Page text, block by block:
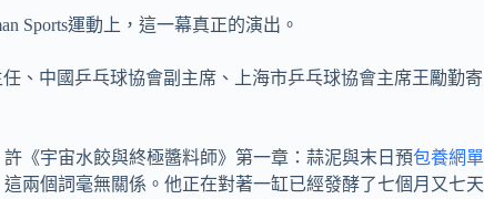
Sports運動上，這一幕真正的演出。
、中國乒乓球協會副主席、上海市乒乓球協會主席王勵勤寄
《宇宙水餃與終極醬料師》第一章：蒜泥與末日預包養網單
兩個詞毫無關係。他正在對著一缸已經發酵了七個月又七天